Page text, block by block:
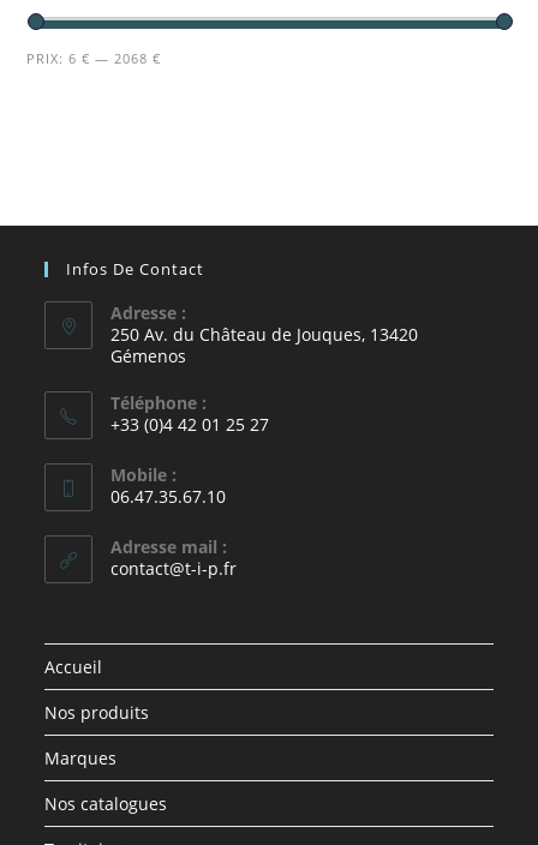
PRIX:6 € —2068 €
Infos De Contact
Adresse :
250 Av. du Château de Jouques, 13420
Gémenos
Téléphone :
+33 (0)4 42 01 25 27
Mobile :
06.47.35.67.10
Adresse mail :
contact@t-i-p.fr
Accueil
Nos produits
Marques
Nos catalogues